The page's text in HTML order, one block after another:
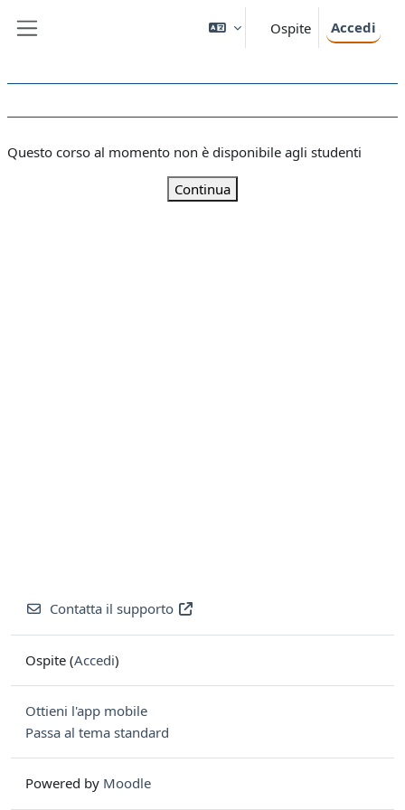
Ospite Accedi
Questo corso al momento non è disponibile agli studenti
Continua
Contatta il supporto
Ospite (Accedi)
Ottieni l'app mobile
Passa al tema standard
Powered by Moodle